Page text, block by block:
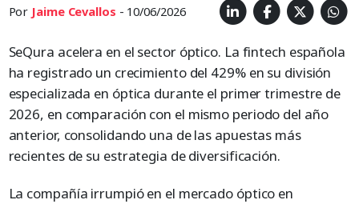
Por Jaime Cevallos - 10/06/2026
SeQura acelera en el sector óptico. La fintech española
ha registrado un crecimiento del 429% en su división
especializada en óptica durante el primer trimestre de
2026, en comparación con el mismo periodo del año
anterior, consolidando una de las apuestas más
recientes de su estrategia de diversificación.
La compañía irrumpió en el mercado óptico en